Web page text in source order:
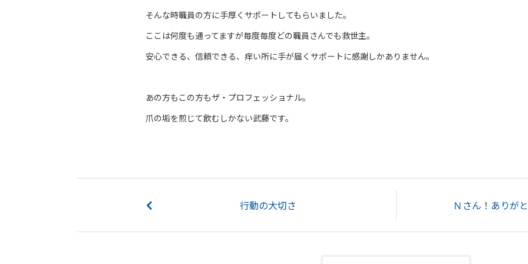
そんな時職員の方に手厚くサポートしてもらいました。
ここは何度も通ってますが毎度毎度どの職員さんでも救世主。
安心できる、信頼できる、痒い所に手が届くサポートに感謝しかありません。
あの方もこの方もザ・プロフェッショナル。
爪の垢を煎じて飲むしかない武藤です。
行動の大切さ Ｎさん！ありが